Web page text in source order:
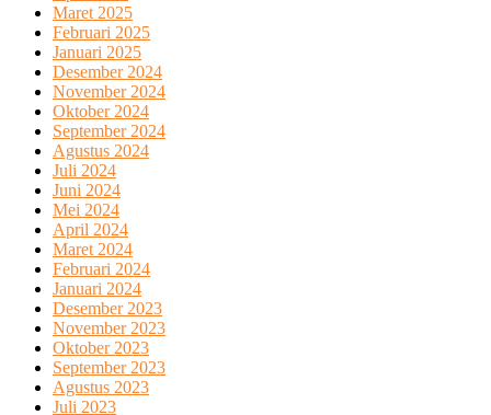
Maret 2025
Februari 2025
Januari 2025
Desember 2024
November 2024
Oktober 2024
September 2024
Agustus 2024
Juli 2024
Juni 2024
Mei 2024
April 2024
Maret 2024
Februari 2024
Januari 2024
Desember 2023
November 2023
Oktober 2023
September 2023
Agustus 2023
Juli 2023